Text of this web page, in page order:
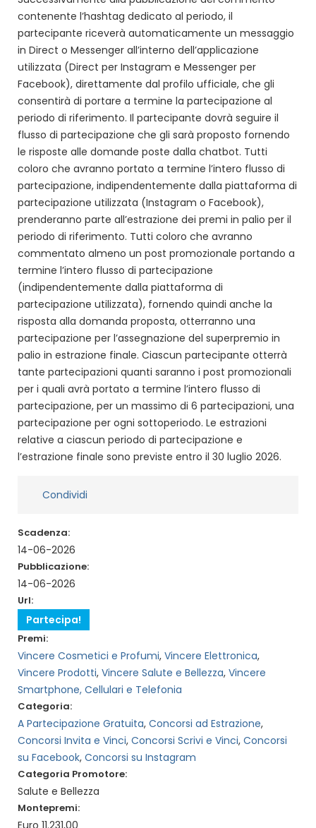
contenente l’hashtag dedicato al periodo, il
partecipante riceverà automaticamente un messaggio
in Direct o Messenger all’interno dell’applicazione
utilizzata (Direct per Instagram e Messenger per
Facebook), direttamente dal profilo ufficiale, che gli
consentirà di portare a termine la partecipazione al
periodo di riferimento. Il partecipante dovrà seguire il
flusso di partecipazione che gli sarà proposto fornendo
le risposte alle domande poste dalla chatbot. Tutti
coloro che avranno portato a termine l’intero flusso di
partecipazione, indipendentemente dalla piattaforma di
partecipazione utilizzata (Instagram o Facebook),
prenderanno parte all’estrazione dei premi in palio per il
periodo di riferimento. Tutti coloro che avranno
commentato almeno un post promozionale portando a
termine l’intero flusso di partecipazione
(indipendentemente dalla piattaforma di
partecipazione utilizzata), fornendo quindi anche la
risposta alla domanda proposta, otterranno una
partecipazione per l’assegnazione del superpremio in
palio in estrazione finale. Ciascun partecipante otterrà
tante partecipazioni quanti saranno i post promozionali
per i quali avrà portato a termine l’intero flusso di
partecipazione, per un massimo di 6 partecipazioni, una
partecipazione per ogni sottoperiodo. Le estrazioni
relative a ciascun periodo di partecipazione e
l’estrazione finale sono previste entro il 30 luglio 2026.
Condividi
Scadenza:
14-06-2026
Pubblicazione:
14-06-2026
Url:
Partecipa!
Premi:
Vincere Cosmetici e Profumi, Vincere Elettronica,
Vincere Prodotti, Vincere Salute e Bellezza, Vincere
Smartphone, Cellulari e Telefonia
Categoria:
A Partecipazione Gratuita, Concorsi ad Estrazione,
Concorsi Invita e Vinci, Concorsi Scrivi e Vinci, Concorsi
su Facebook, Concorsi su Instagram
Categoria Promotore:
Salute e Bellezza
Montepremi:
Euro 11.231,00